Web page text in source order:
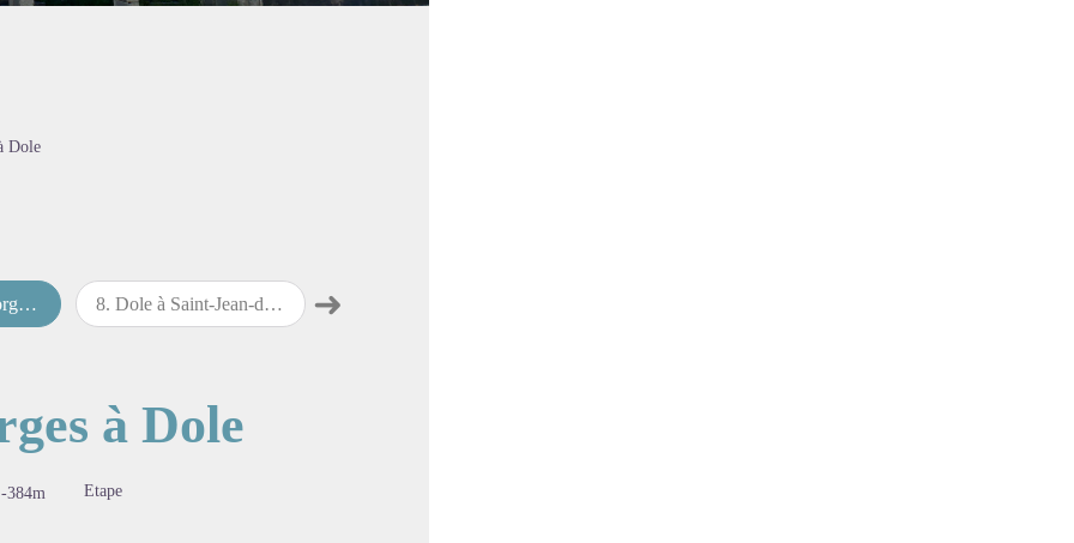
Dole
8.Dole à Saint-Jean-de-Losne ➜Étape suivante
à Dole
-384m Etape